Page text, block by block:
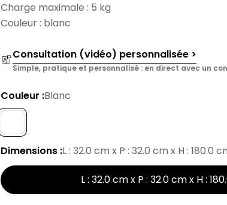
Charge maximale : 5 kg
Couleur : blanc
Consultation (vidéo) personnalisée >
Simple, pratique et personnalisé : en direct avec un
Couleur :Blanc
Dimensions :L : 32.0 cm x P : 32.0 cm x H : 180.0
L : 32.0 cm x P : 32.0 cm x H :